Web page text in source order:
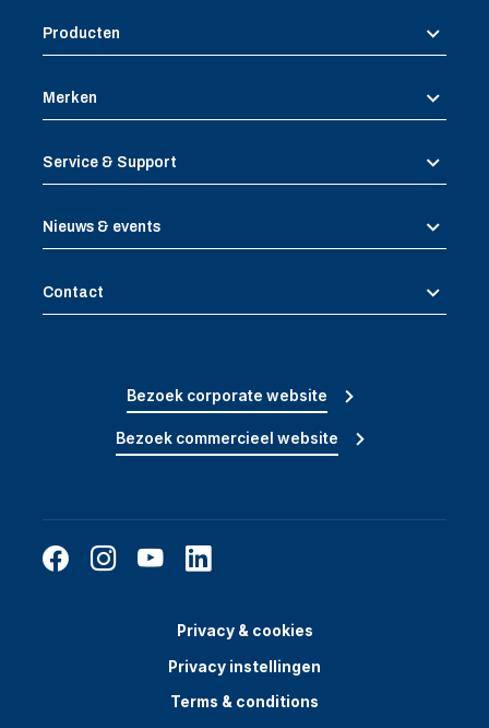
Producten
Merken
Service & Support
Nieuws & events
Contact
Bezoek corporate website
Bezoek commercieel website
Privacy & cookies
Privacy instellingen
Terms & conditions